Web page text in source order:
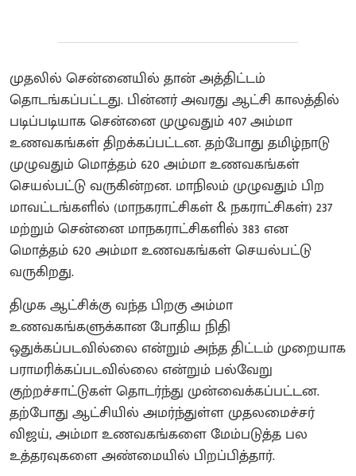
முதலில் சென்னையில் தான் அத்திட்டம்
தொடங்கப்பட்டது. பின்னர் அவரது ஆட்சி காலத்தில்
படிப்படியாக சென்னை முழுவதும் 407 அம்மா
உணவகங்கள் திறக்கப்பட்டன. தற்போது தமிழ்நாடு
முழுவதும் மொத்தம் 620 அம்மா உணவகங்கள்
செயல்பட்டு வருகின்றன. மாநிலம் முழுவதும் பிற
மாவட்டங்களில் (மாநகராட்சிகள் & நகராட்சிகள்) 237
மற்றும் சென்னை மாநகராட்சிகளில் 383 என
மொத்தம் 620 அம்மா உணவகங்கள் செயல்பட்டு
வருகிறது.
திமுக ஆட்சிக்கு வந்த பிறகு அம்மா
உணவகங்களுக்கான போதிய நிதி
ஒதுக்கப்படவில்லை என்றும் அந்த திட்டம் முறையாக
பராமரிக்கப்படவில்லை என்றும் பல்வேறு
குற்றச்சாட்டுகள் தொடர்ந்து முன்வைக்கப்பட்டன.
தற்போது ஆட்சியில் அமர்ந்துள்ள முதலமைச்சர்
விஜய், அம்மா உணவகங்களை மேம்படுத்த பல
உத்தரவுகளை அண்மையில் பிறப்பித்தார்.